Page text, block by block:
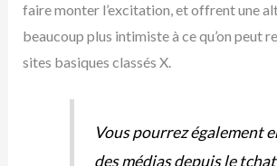
faire monter l’excitation, et offrent une
beaucoup plus intimiste à ce qu’on peut
sites basiques classés X.
Vous pourrez également
des médias depuis le